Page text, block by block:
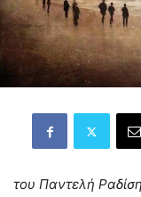
του Παντελή Ραδίση